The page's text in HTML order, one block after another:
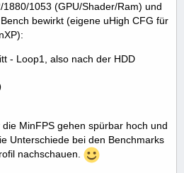
1053 (GPU/Shader/Ram) und
bewirkt (eigene uHigh CFG für
- Loop1, also nach der HDD
MinFPS gehen spürbar hoch und
Unterschiede bei den Benchmarks
nachschauen.